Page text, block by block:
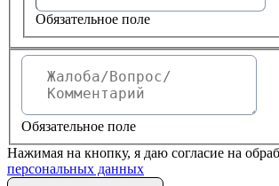
Обязательное поле
Обязательное поле
Нажимая на кнопку, я даю согласие на
персональных данных